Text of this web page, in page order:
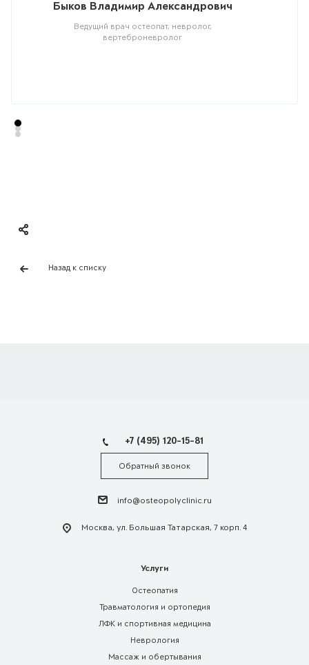
Быков Владимир Александрович
Ведущий врач остеопат, невролог,
вертеброневролог
Назад к списку
+7 (495) 120-15-81
Обратный звонок
info@osteopolyclinic.ru
Москва, ул. Большая Татарская, 7 корп. 4
Услуги
Остеопатия
Травматология и ортопедия
ЛФК и спортивная медицина
Неврология
Массаж и обертывания